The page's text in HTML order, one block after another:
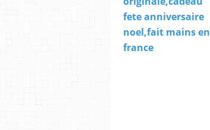
fete anniversaire
noel,fait mains en
france